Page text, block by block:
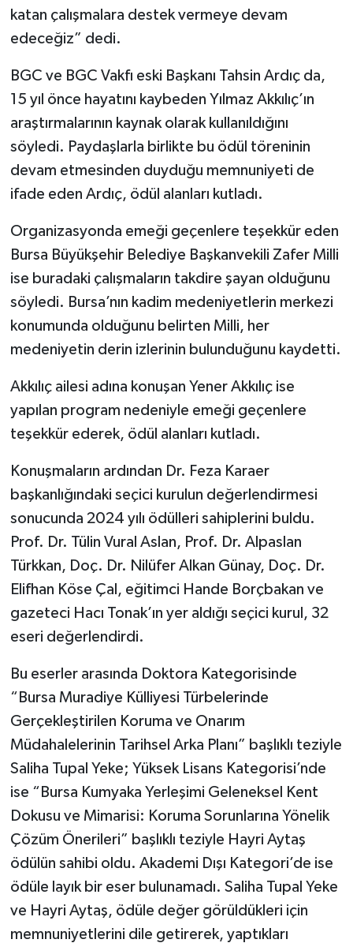
katan çalışmalara destek vermeye devam
edeceğiz” dedi.
BGC ve BGC Vakfı eski Başkanı Tahsin Ardıç da,
15 yıl önce hayatını kaybeden Yılmaz Akkılıç’ın
araştırmalarının kaynak olarak kullanıldığını
söyledi. Paydaşlarla birlikte bu ödül töreninin
devam etmesinden duyduğu memnuniyeti de
ifade eden Ardıç, ödül alanları kutladı.
Organizasyonda emeği geçenlere teşekkür eden
Bursa Büyükşehir Belediye Başkanvekili Zafer Milli
ise buradaki çalışmaların takdire şayan olduğunu
söyledi. Bursa’nın kadim medeniyetlerin merkezi
konumunda olduğunu belirten Milli, her
medeniyetin derin izlerinin bulunduğunu kaydetti.
Akkılıç ailesi adına konuşan Yener Akkılıç ise
yapılan program nedeniyle emeği geçenlere
teşekkür ederek, ödül alanları kutladı.
Konuşmaların ardından Dr. Feza Karaer
başkanlığındaki seçici kurulun değerlendirmesi
sonucunda 2024 yılı ödülleri sahiplerini buldu.
Prof. Dr. Tülin Vural Aslan, Prof. Dr. Alpaslan
Türkkan, Doç. Dr. Nilüfer Alkan Günay, Doç. Dr.
Elifhan Köse Çal, eğitimci Hande Borçbakan ve
gazeteci Hacı Tonak’ın yer aldığı seçici kurul, 32
eseri değerlendirdi.
Bu eserler arasında Doktora Kategorisinde
“Bursa Muradiye Külliyesi Türbelerinde
Gerçekleştirilen Koruma ve Onarım
Müdahalelerinin Tarihsel Arka Planı” başlıklı teziyle
Saliha Tupal Yeke; Yüksek Lisans Kategorisi’nde
ise “Bursa Kumyaka Yerleşimi Geleneksel Kent
Dokusu ve Mimarisi: Koruma Sorunlarına Yönelik
Çözüm Önerileri” başlıklı teziyle Hayri Aytaş
ödülün sahibi oldu. Akademi Dışı Kategori’de ise
ödüle layık bir eser bulunamadı. Saliha Tupal Yeke
ve Hayri Aytaş, ödüle değer görüldükleri için
memnuniyetlerini dile getirerek, yaptıkları